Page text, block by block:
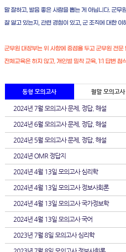
동형 모의고사 월말 모의고사
2024년 7월 모의고사 문제, 정답, 해설
2024년 6월 모의고사 문제, 정답, 해설
2024년 5월 모의고사 문제, 정답, 해설
2024년 OMR 정답지
2024년 4월 13일 모의고사 심리학
2024년 4월 13일 모의고사 정보사회론
2024년 4월 13일 모의고사 국가정보학
2024년 4월 13일 모의고사 국어
2023년 7월 8일 모의고사 심리학